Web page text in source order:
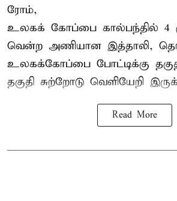
ரோம்,
உலகக் கோப்பை கால்பந்தில் 4
வென்ற அணியான இத்தாலி,
உலகக்கோப்பை போட்டிக்கு
தகுதி சுற்றோடு வெளியேறி
Read More